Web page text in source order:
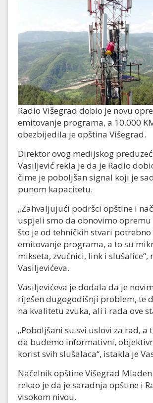
Radio Višegrad dobio je novu
emitovanje programa, a 10.000
obezbijedila je opština Višegrad.
Direktor ovog medijskog
Vasiljević rekla je da je Radio
čime je poboljšan signal koji je
punom kapacitetu.
„Zahvaljujući podršci opštine i
uspjeli smo da obnovimo opremu
što je od tehničkih stvari potrebno
emitovanje programa, a to su
mikseta, zvučnici, link i slušalice“,
Vasiljevićeva.
Vasiljevićeva je dodala da je
riješen dugogodišnji problem, te
na kvalitetu zvuka, ali i rada ove
„Poboljšani su svi uslovi za rad, a
da budemo informativni,
korist svih slušalaca“, istakla je
Načelnik opštine Višegrad
rekao je da je saradnja opštine i
visokom nivou.